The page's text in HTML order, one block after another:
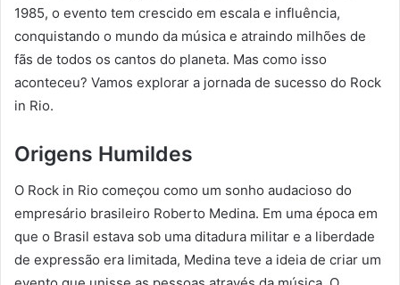
1985, o evento tem crescido em escala e influência,
conquistando o mundo da música e atraindo milhões de
fãs de todos os cantos do planeta. Mas como isso
aconteceu? Vamos explorar a jornada de sucesso do Rock
in Rio.
Origens Humildes
O Rock in Rio começou como um sonho audacioso do
empresário brasileiro Roberto Medina. Em uma época em
que o Brasil estava sob uma ditadura militar e a liberdade
de expressão era limitada, Medina teve a ideia de criar um